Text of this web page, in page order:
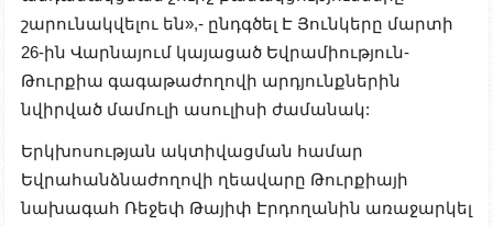
շարունակվելու են»,- ընդգծել Է Յունկերը մարտի
26-ին Վարնայում կայացած Եվրամիություն-
Թուրքիա գագաթաժողովի արդյունքներին
նվիրված մամուլի ասուլիսի ժամանակ:
Երկխոսության ակտիվացման համար
Եվրահանձնաժողովի ղեավարը Թուրքիայի
նախագահ Ռեջեփ Թայիփ Էրդողանին առաջարկել